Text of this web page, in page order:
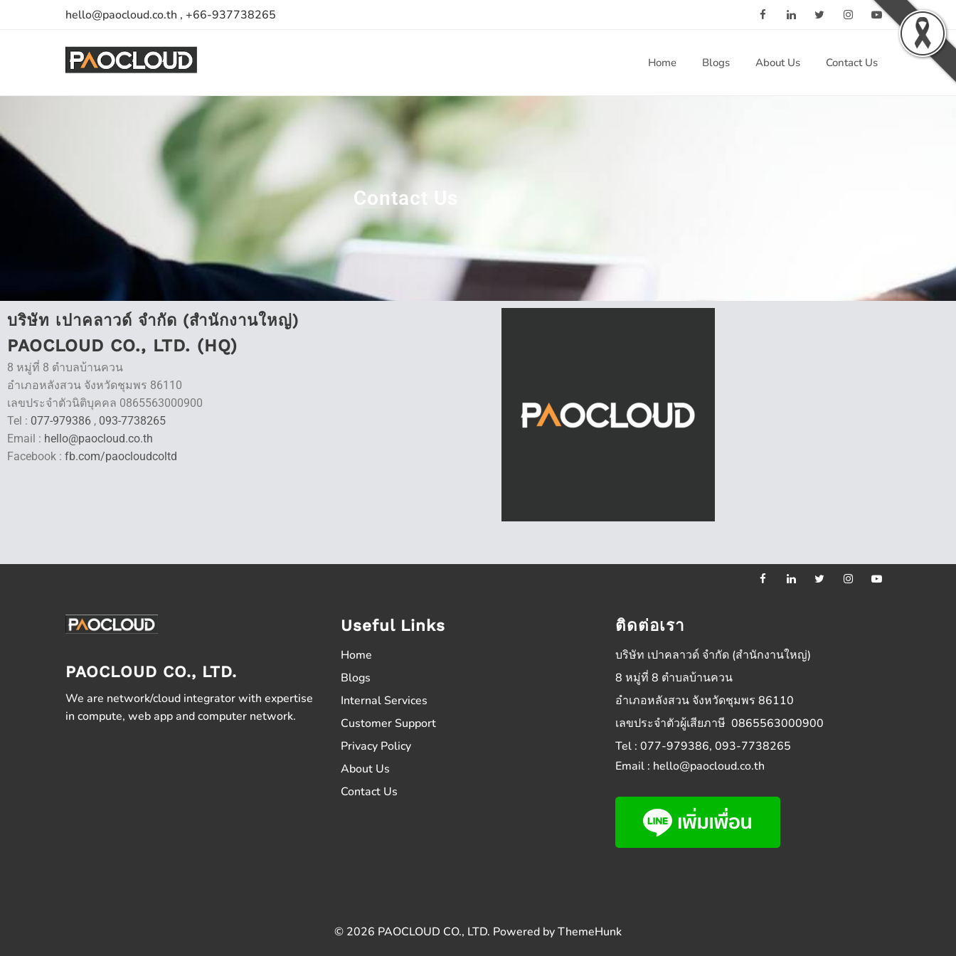
hello@paocloud.co.th , +66-937738265
Home Blogs About Us Contact Us
Contact Us
บริษัท เปาคลาวด์ จำกัด (สำนักงานใหญ่)
PAOCLOUD CO., LTD. (HQ)
8 หมู่ที่ 8 ตำบลบ้านควน
อำเภอหลังสวน จังหวัดชุมพร 86110
เลขประจำตัวนิติบุคคล 0865563000900
Tel : 077-979386 , 093-7738265
Email : hello@paocloud.co.th
Facebook : fb.com/paocloudcoltd
PAOCLOUD CO., LTD.
We are network/cloud integrator with expertise
in compute, web app and computer network.
Useful Links
Home
Blogs
Internal Services
Customer Support
Privacy Policy
About Us
Contact Us
ติดต่อเรา
บริษัท เปาคลาวด์ จำกัด (สำนักงานใหญ่)
8 หมู่ที่ 8 ตำบลบ้านควน
อำเภอหลังสวน จังหวัดชุมพร 86110
เลขประจำตัวผู้เสียภาษี 0865563000900
Tel : 077-979386, 093-7738265
Email : hello@paocloud.co.th
© 2026 PAOCLOUD CO., LTD. Powered byThemeHunk